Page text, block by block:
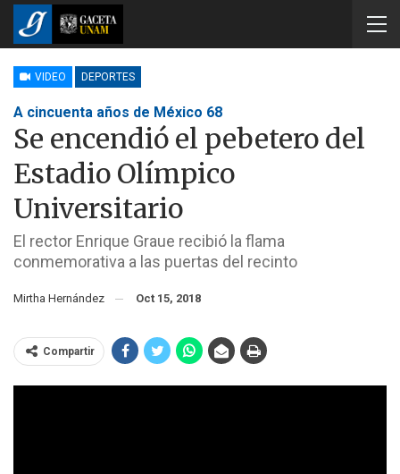
VIDEO DEPORTES
A cincuenta años de México 68
Se encendió el pebetero del
Estadio Olímpico
Universitario
El rector Enrique Graue recibió la flama
conmemorativa a las puertas del recinto
Mirtha Hernández Oct 15, 2018
Compartir